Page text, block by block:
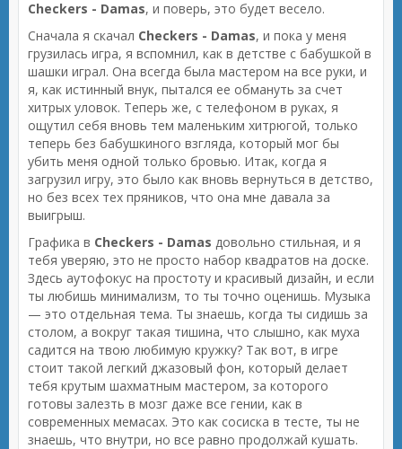
Checkers - Damas, и поверь, это будет весело.
Сначала я скачал Checkers - Damas, и пока у меня
грузилась игра, я вспомнил, как в детстве с бабушкой в
шашки играл. Она всегда была мастером на все руки, и
я, как истинный внук, пытался ее обмануть за счет
хитрых уловок. Теперь же, с телефоном в руках, я
ощутил себя вновь тем маленьким хитрюгой, только
теперь без бабушкиного взгляда, который мог бы
убить меня одной только бровью. Итак, когда я
загрузил игру, это было как вновь вернуться в детство,
но без всех тех пряников, что она мне давала за
выигрыш.
Графика в Checkers - Damas довольно стильная, и я
тебя уверяю, это не просто набор квадратов на доске.
Здесь аутофокус на простоту и красивый дизайн, и если
ты любишь минимализм, то ты точно оценишь. Музыка
— это отдельная тема. Ты знаешь, когда ты сидишь за
столом, а вокруг такая тишина, что слышно, как муха
садится на твою любимую кружку? Так вот, в игре
стоит такой легкий джазовый фон, который делает
тебя крутым шахматным мастером, за которого
готовы залезть в мозг даже все гении, как в
современных мемасах. Это как сосиска в тесте, ты не
знаешь, что внутри, но все равно продолжай кушать.